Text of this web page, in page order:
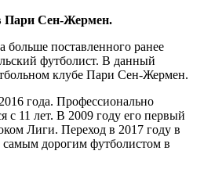
Пари Сен-Жермен.
больше поставленного ранее
футболист. В данный
клубе Пари Сен-Жермен.
года. Профессионально
с 11 лет. В 2009 году его первый
Лиги. Переход в 2017 году в
самым дорогим футболистом в